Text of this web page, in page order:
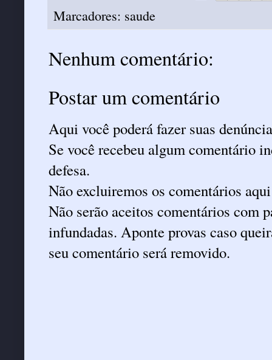
Marcadores: saude
Nenhum comentário:
Postar um comentário
Aqui você poderá fazer suas
Se você recebeu algum comentário
defesa.
Não excluiremos os comentários
Não serão aceitos comentários com
infundadas. Aponte provas caso
seu comentário será removido.